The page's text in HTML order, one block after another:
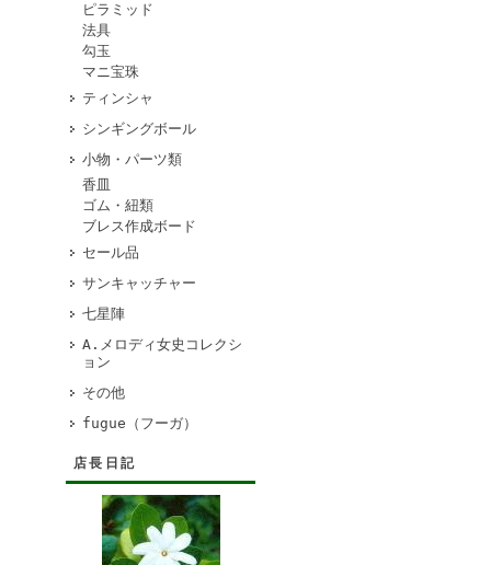
ピラミッド
法具
勾玉
マニ宝珠
ティンシャ
シンギングボール
小物・パーツ類
香皿
ゴム・紐類
ブレス作成ボード
セール品
サンキャッチャー
七星陣
A.メロディ女史コレクシ
ョン
その他
fugue（フーガ）
店長日記